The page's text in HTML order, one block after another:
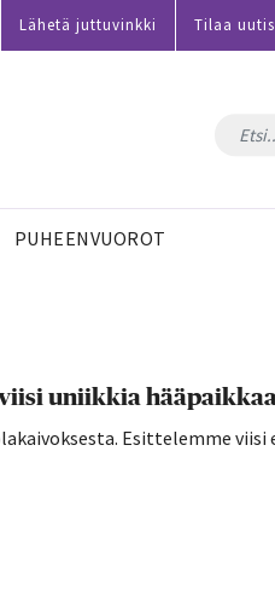
Lähetä juttuvinkki Tilaa
PUHEENVUOROT
uniikkia
Esittelemme viisi